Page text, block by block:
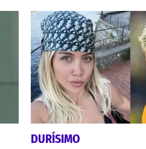
DURÍSIMO